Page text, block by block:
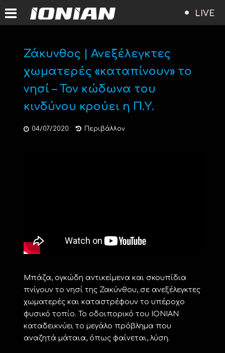
LIVE
Ζάκυνθος | Ανεξέλεγκτες
χωματερές «καταπίνουν» το
νησί – Τον κώδωνα του
κινδύνου κρούει η Π.Υ.
04/07/2020 Περιβάλλον
Μπάζα, ογκώδη αντικείμενα και σκουπίδια
πνίγουν το νησί της Ζακύνθου, σε ανεξέλεγκτες
χωματερές και καταστρέφουν το υπέροχο
φυσικό τοπίο. Το οδοιπορικό του ΙΟΝΙΑΝ
καταδεικνύει το μεγάλο πρόβλημα που
αναζητά μάταια, όπως φαίνεται, λύση.